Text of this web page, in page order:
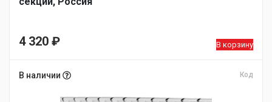
4 320 ₽ В корзину
В наличии Код